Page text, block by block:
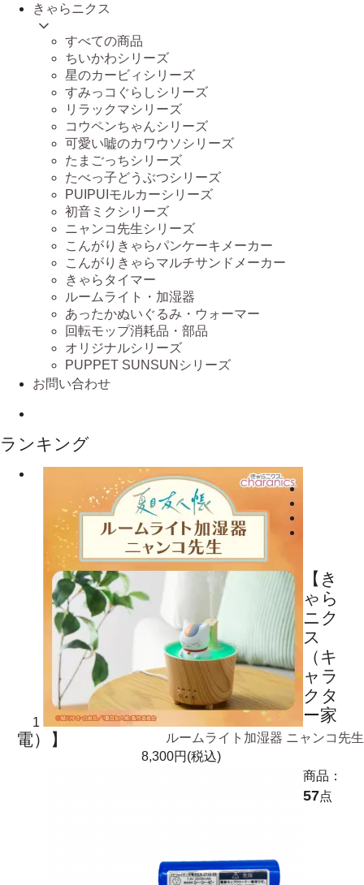
きゃらニクス
すべての商品
ちいかわシリーズ
星のカービィシリーズ
すみっコぐらしシリーズ
リラックマシリーズ
コウペンちゃんシリーズ
可愛い嘘のカワウソシリーズ
たまごっちシリーズ
たべっ子どうぶつシリーズ
PUIPUIモルカーシリーズ
初音ミクシリーズ
ニャンコ先生シリーズ
こんがりきゃらパンケーキメーカー
こんがりきゃらマルチサンドメーカー
きゃらタイマー
ルームライト・加湿器
あったかぬいぐるみ・ウォーマー
回転モップ消耗品・部品
オリジナルシリーズ
PUPPET SUNSUNシリーズ
お問い合わせ
ランキング
1
ルームライト加湿器 ニャンコ先生
8,300円(税込)
【き
ゃら
ニク
ス
（キ
ャラ
クタ
ー家
電）】
商品：
57点